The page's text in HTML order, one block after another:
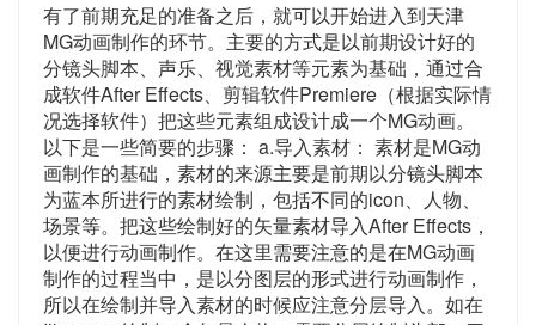
有了前期充足的准备之后，就可以开始进入到天津
MG动画制作的环节。主要的方式是以前期设计好的
分镜头脚本、声乐、视觉素材等元素为基础，通过合
成软件After Effects、剪辑软件Premiere（根据实际情
况选择软件）把这些元素组成设计成一个MG动画。
以下是一些简要的步骤： a.导入素材： 素材是MG动
画制作的基础，素材的来源主要是前期以分镜头脚本
为蓝本所进行的素材绘制，包括不同的icon、人物、
场景等。把这些绘制好的矢量素材导入After Effects，
以便进行动画制作。在这里需要注意的是在MG动画
制作的过程当中，是以分图层的形式进行动画制作，
所以在绘制并导入素材的时候应注意分层导入。如在